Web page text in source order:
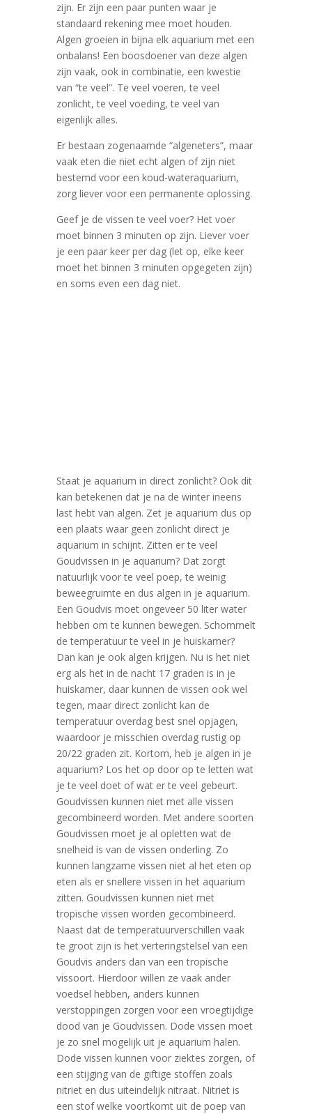
zijn. Er zijn een paar punten waar je
standaard rekening mee moet houden.
Algen groeien in bijna elk aquarium met een
onbalans! Een boosdoener van deze algen
zijn vaak, ook in combinatie, een kwestie
van “te veel”. Te veel voeren, te veel
zonlicht, te veel voeding, te veel van
eigenlijk alles.
Er bestaan zogenaamde “algeneters”, maar
vaak eten die niet echt algen of zijn niet
bestemd voor een koud-wateraquarium,
zorg liever voor een permanente oplossing.
Geef je de vissen te veel voer? Het voer
moet binnen 3 minuten op zijn. Liever voer
je een paar keer per dag (let op, elke keer
moet het binnen 3 minuten opgegeten zijn)
en soms even een dag niet.
Staat je aquarium in direct zonlicht? Ook dit
kan betekenen dat je na de winter ineens
last hebt van algen. Zet je aquarium dus op
een plaats waar geen zonlicht direct je
aquarium in schijnt. Zitten er te veel
Goudvissen in je aquarium? Dat zorgt
natuurlijk voor te veel poep, te weinig
beweegruimte en dus algen in je aquarium.
Een Goudvis moet ongeveer 50 liter water
hebben om te kunnen bewegen. Schommelt
de temperatuur te veel in je huiskamer?
Dan kan je ook algen krijgen. Nu is het niet
erg als het in de nacht 17 graden is in je
huiskamer, daar kunnen de vissen ook wel
tegen, maar direct zonlicht kan de
temperatuur overdag best snel opjagen,
waardoor je misschien overdag rustig op
20/22 graden zit. Kortom, heb je algen in je
aquarium? Los het op door op te letten wat
je te veel doet of wat er te veel gebeurt.
Goudvissen kunnen niet met alle vissen
gecombineerd worden. Met andere soorten
Goudvissen moet je al opletten wat de
snelheid is van de vissen onderling. Zo
kunnen langzame vissen niet al het eten op
eten als er snellere vissen in het aquarium
zitten. Goudvissen kunnen niet met
tropische vissen worden gecombineerd.
Naast dat de temperatuurverschillen vaak
te groot zijn is het verteringstelsel van een
Goudvis anders dan van een tropische
vissoort. Hierdoor willen ze vaak ander
voedsel hebben, anders kunnen
verstoppingen zorgen voor een vroegtijdige
dood van je Goudvissen. Dode vissen moet
je zo snel mogelijk uit je aquarium halen.
Dode vissen kunnen voor ziektes zorgen, of
een stijging van de giftige stoffen zoals
nitriet en dus uiteindelijk nitraat. Nitriet is
een stof welke voortkomt uit de poep van